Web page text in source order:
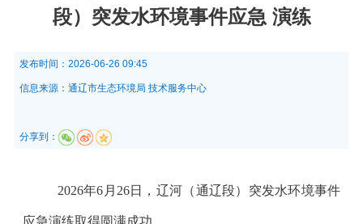
段）突发水环境事件应急 演练
发布时间： 2026-06-26 09:45
信息来源： 通辽市生态环境局 技术服务中心
分享到：
2026年6 月 26日，辽河（通辽段）突发水环境事件
应急演练取得圆满成功。